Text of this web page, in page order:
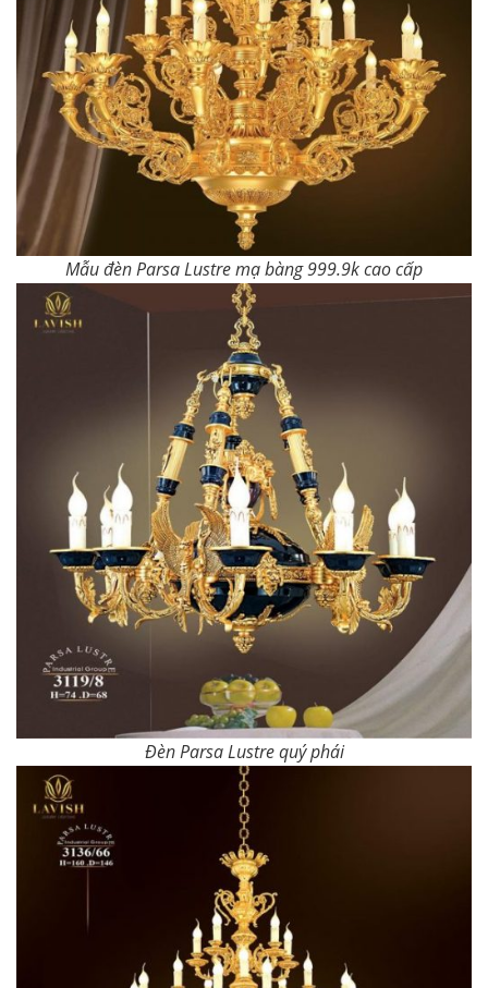
Mẫu đèn Parsa Lustre mạ bàng 999.9k cao cấp
Đèn Parsa Lustre quý phái